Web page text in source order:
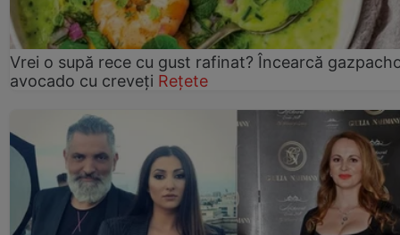
Vrei o supă rece cu gust rafinat? Încearcă
avocado cu creveți Rețete